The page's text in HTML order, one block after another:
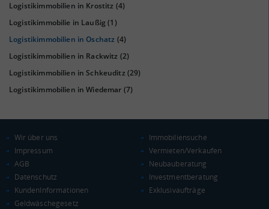
Euro pro Kopf
Kaufkraftindex
(Landkreis / Kreisfreie Stadt)
KAUFKRAFT - EURO PRO KOPF
Landkreis / Kreisfreie Stadt
Bundesland
Logistikimmobilien in Krostitz (4)
Logistikimmobilie in Laußig(1)
Logistikimmobilien in Oschatz (4)
Logistikimmobilien in Rackwitz (2)
Logistikimmobilien in Schkeuditz(29)
Logistikimmobilien in Wiedemar (7)
Wir über uns
Impressum
AGB
Datenschutz
KundenInformationen
Geldwäschegesetz
Immobiliensuche
Vermieten/Verkaufen
Neubauberatung
Investmentberatung
Exklusivaufträge